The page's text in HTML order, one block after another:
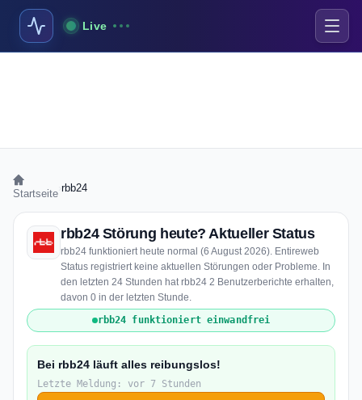
Live
Startseite rbb24
rbb24 Störung heute? Aktueller Status
rbb24 funktioniert heute normal (6 August 2026). Entireweb
Status registriert keine aktuellen Störungen oder Probleme. In
den letzten 24 Stunden hat rbb24 2 Benutzerberichte erhalten,
davon 0 in der letzten Stunde.
rbb24 funktioniert einwandfrei
Bei rbb24 läuft alles reibungslos!
Letzte Meldung: vor 7 Stunden